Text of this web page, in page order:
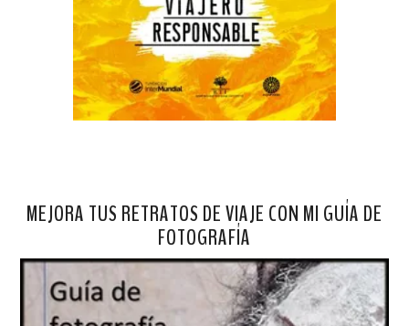
MEJORA TUS RETRATOS DE VIAJE CON MI GUÍA DE
FOTOGRAFÍA